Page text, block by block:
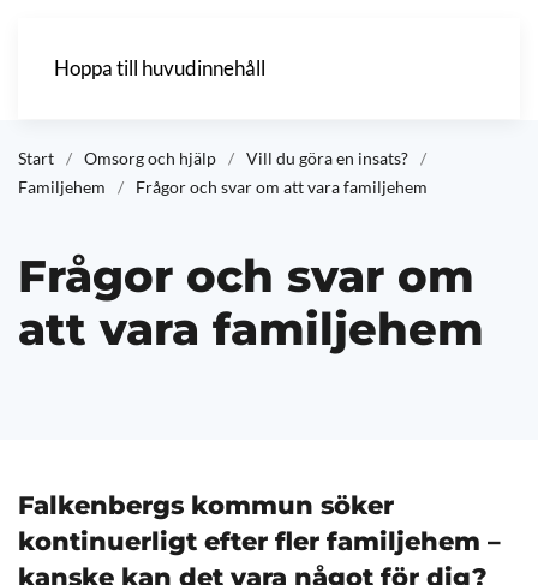
Hoppa till huvudinnehåll
Start Omsorg och hjälp
Vill du göra en insats?
Familjehem
Frågor och svar om att vara familjehem
Frågor och svar om
att vara familjehem
Falkenbergs kommun söker
kontinuerligt efter fler familjehem –
kanske kan det vara något för dig?